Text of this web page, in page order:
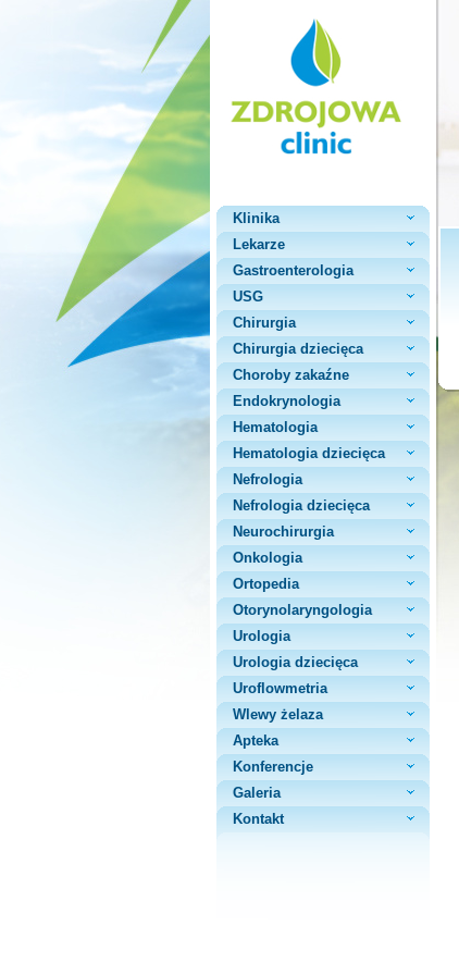
Klinika
Lekarze
Gastroenterologia
USG
Chirurgia
Chirurgia dziecięca
Choroby zakaźne
Endokrynologia
Hematologia
Hematologia dziecięca
Nefrologia
Nefrologia dziecięca
Neurochirurgia
Onkologia
Ortopedia
Otorynolaryngologia
Urologia
Urologia dziecięca
Uroflowmetria
Wlewy żelaza
Apteka
Konferencje
Galeria
Kontakt